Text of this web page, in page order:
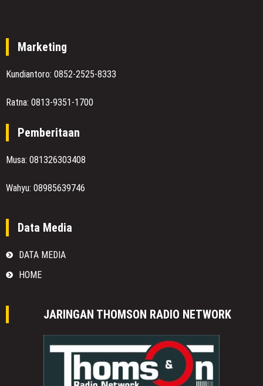
Marketing
Kundiantoro: 0852-2525-8333
Ratna: 0813-9351-1700
Pemberitaan
Musa: 081326303408
Wahyu: 08985639746
Data Media
DATA MEDIA
HOME
JARINGAN THOMSON RADIO NETWORK